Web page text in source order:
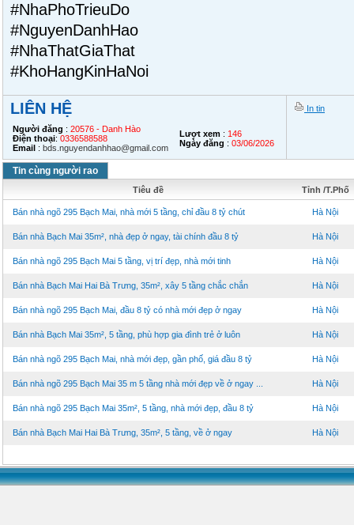
#NhaPhoTrieuDo
#NguyenDanhHao
#NhaThatGiaThat
#KhoHangKinHaNoi
LIÊN HỆ
Người đăng : 20576 - Danh Hào
Điện thoại: 0336588588
Email : bds.nguyendanhhao@gmail.com
Lượt xem : 146
Ngày đăng : 03/06/2026
In tin
Tin cùng người rao
Tiêu đề Tỉnh /T.Phố
Bán nhà ngõ 295 Bạch Mai, nhà mới 5 tầng, chỉ đầu 8 tỷ chút Hà Nội
Bán nhà Bạch Mai 35m², nhà đẹp ở ngay, tài chính đầu 8 tỷ Hà Nội
Bán nhà ngõ 295 Bạch Mai 5 tầng, vị trí đẹp, nhà mới tinh Hà Nội
Bán nhà Bạch Mai Hai Bà Trưng, 35m², xây 5 tầng chắc chắn Hà Nội
Bán nhà ngõ 295 Bạch Mai, đầu 8 tỷ có nhà mới đẹp ở ngay Hà Nội
Bán nhà Bạch Mai 35m², 5 tầng, phù hợp gia đình trẻ ở luôn Hà Nội
Bán nhà ngõ 295 Bạch Mai, nhà mới đẹp, gần phố, giá đầu 8 tỷ Hà Nội
Bán nhà ngõ 295 Bạch Mai 35 m 5 tầng nhà mới đẹp về ở ngay ... Hà Nội
Bán nhà ngõ 295 Bạch Mai 35m², 5 tầng, nhà mới đẹp, đầu 8 tỷ Hà Nội
Bán nhà Bạch Mai Hai Bà Trưng, 35m², 5 tầng, về ở ngay Hà Nội